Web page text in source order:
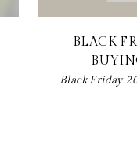
BLACK
Black Friday